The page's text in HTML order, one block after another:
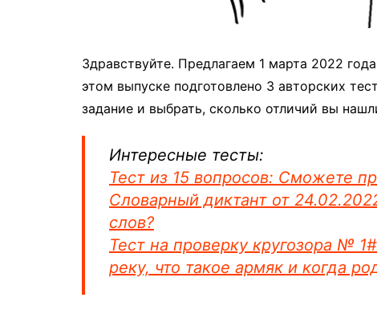
Здравствуйте. Предлагаем 1 марта 2022
этом выпуске подготовлено 3 авторских
задание и выбрать, сколько отличий вы
Интересные тесты:
Тест из 15 вопросов: Сможете
Словарный диктант от
слов?
Тест на проверку кругозора №
реку, что такое армяк и когда